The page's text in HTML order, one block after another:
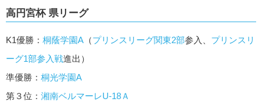
高円宮杯 県リーグ
K1優勝： 桐蔭学園A （プリンスリーグ関東2部参入 、 プリンスリ
ーグ1部参入戦進出）
準優勝： 桐光学園A
第３位： 湘南ベルマーレU-18Ａ